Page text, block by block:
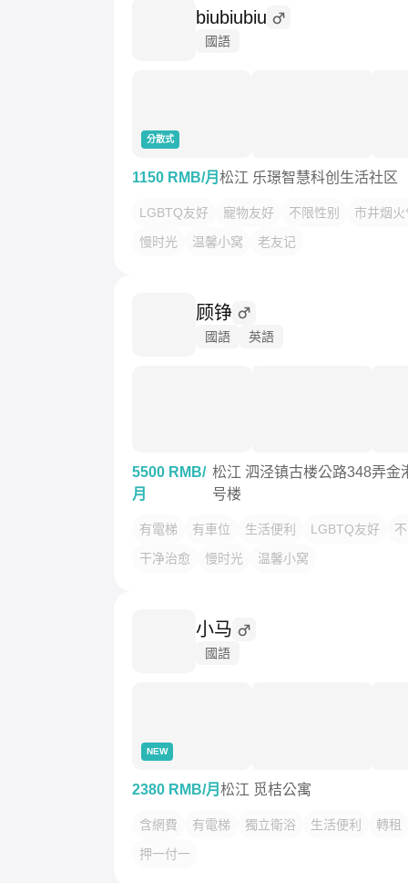
biubiubiu
國語
分散式
1150 RMB/月 松江 乐璟智慧科创生活社区
LGBTQ友好 寵物友好 不限性别
市井烟火
慢时光
温馨小窝 老友记
顾铮
國語 英語
5500 RMB/
月
松江 泗泾镇古楼公路348弄金
号楼
有電梯 有車位 生活便利 LGBTQ友好
干净治愈
慢时光 温馨小窝
小马
國語
NEW
2380 RMB/月 松江 觅桔公寓
含網費 有電梯 獨立衛浴 生活便利
轉租
押一付一